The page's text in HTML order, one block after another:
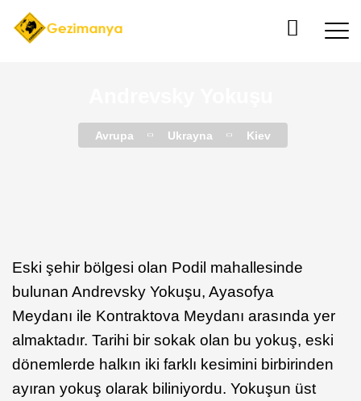
Avrupa Ukrayna Kiev
Eski şehir bölgesi olan Podil mahallesinde
bulunan Andrevsky Yokuşu, Ayasofya
Meydanı ile Kontraktova Meydanı arasında yer
almaktadır. Tarihi bir sokak olan bu yokuş, eski
dönemlerde halkın iki farklı kesimini birbirinden
ayıran yokuş olarak biliniyordu. Yokuşun üst